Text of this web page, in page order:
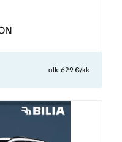
alk. 629 €/kk